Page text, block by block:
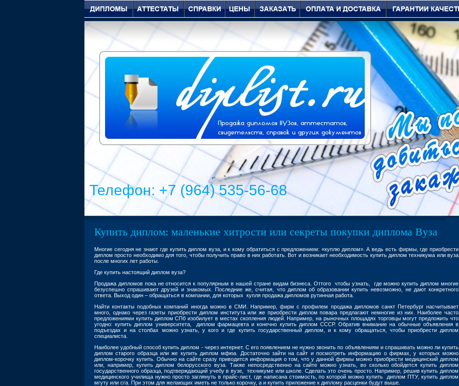
Телефон: +7 (964) 535-56-68
Купить диплом: маленькие хитрости или секреты покупки диплома Вуза
Многие сегодня не знают где купить диплом вуза, и к кому обратиться с предложением: «куплю диплом». А ведь есть фирмы, где приобрести
диплом просто необходимо для того, чтобы получить право в них работать. Вот и возникает необходимость купить диплом техникума или вуза
после многих лет работы.
Где купить настоящий диплом вуза?
Продажа дипломов пока не относится к популярным в нашей стране видам бизнеса. Оттого чтобы узнать, где можно купить диплом многие
безуспешно спрашивают друзей и знакомых. Последние же, считая, что диплом об образовании купить невозможно, не дают конкретного
ответа. Выход один – обращаться в компании, для которых купля продажа дипломов рутинная работа.
Найти контакты подобных компаний иногда можно в СМИ. Например, фирм с профилем продажа дипломов санкт Петербург насчитывает
много, однако через газеты приобрести диплом института или же приобрести диплом повара предлагают немногие из них. Наиболее часто
предложениями купить диплом СПб изобилует в местах скопления людей. Например, на рыночных площадях торговцы могут предложить что
угодно: купить диплом университета, диплом фармацевта и конечно купить диплом СССР. Обратив внимание на обычные объявления в
подъездах и на столбах можно узнать, у кого и где купить государственный диплом, и к кому обращаться, чтобы приобрести диплом
специалиста.
Наиболее удобный способ купить диплом - через интернет. С его появлением не нужно звонить по объявлениям и спрашивать можно ли купить
диплом старого образца или же купить диплом мфюа. Достаточно зайти на сайт и посмотреть информацию о фирмах, у которых можно
диплом-корочку купить. Обычно на сайте сразу приводится информация о том, что у данной фирмы можно приобрести медицинский диплом
или, например, купить диплом белорусского вуза. Также непосредственно на сайте можно узнать, во сколько обойдется купить диплом
государственного образца, подтверждающий учебу в вузе, техникуме или школе. Сделать это очень просто. Например, решив купить диплом
медицинского училища нужно просто заглянуть в прайс-лист, где написана стоимость, по которой можно купить диплом ПТУ, купить диплом
мгуту или сга. При этом для желающих иметь не только корочку, а и купить приложение к диплому расценки будут выше.